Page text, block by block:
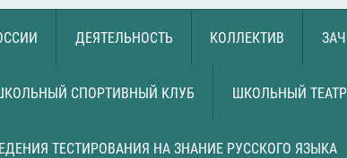
ДЕЯТЕЛЬНОСТЬ КОЛЛЕКТИВ
СПОРТИВНЫЙ КЛУБ ШКОЛЬНЫЙ
ТЕСТИРОВАНИЯ НА ЗНАНИЕ РУССКОГО ЯЗЫКА